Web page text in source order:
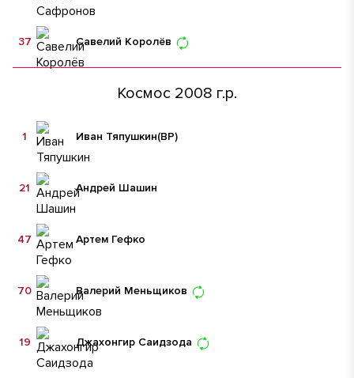
Савелий Королёв
37
Космос 2008 г.р.
Иван Тяпушкин(ВР)
1
Андрей Шашин
21
Артем Гефко
47
Валерий Меньщиков
70
Джахонгир Саидзода
19